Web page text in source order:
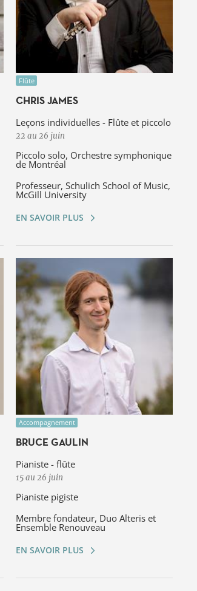
Flûte
CHRIS JAMES
Leçons individuelles - Flûte et piccolo
22 au 26 juin
Piccolo solo, Orchestre symphonique
de Montréal
Professeur, Schulich School of Music,
McGill University
EN SAVOIR PLUS
Accompagnement
BRUCE GAULIN
Pianiste - flûte
15 au 26 juin
Pianiste pigiste
Membre fondateur, Duo Alteris et
Ensemble Renouveau
EN SAVOIR PLUS